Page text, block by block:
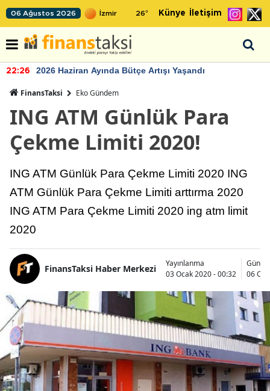
06 Ağustos 2026 26° Künye İletişim
22:26 2026 Haziran Ayında Bütçe Artışı Yaşandı
FinansTaksi Eko Gündem
ING ATM Günlük Para
Çekme Limiti 2020!
ING ATM Günlük Para Çekme Limiti 2020 ING
ATM Günlük Para Çekme Limiti arttırma 2020
ING ATM Para Çekme Limiti 2020 ing atm limit
2020
FinansTaksi Haber Merkezi
Yayınlanma
03 Ocak 2020 - 00:32
06